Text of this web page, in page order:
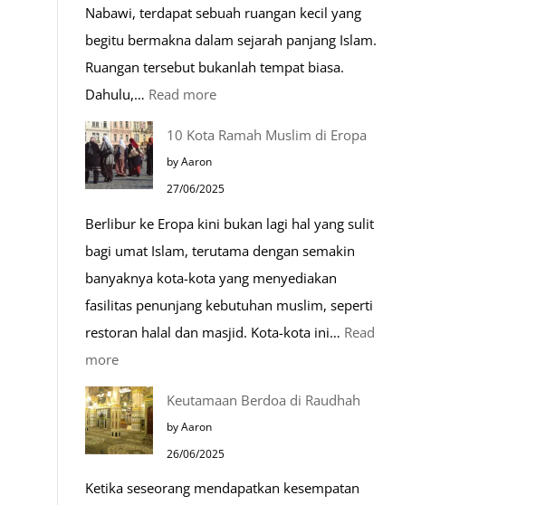
Nabawi, terdapat sebuah ruangan kecil yang
begitu bermakna dalam sejarah panjang Islam.
Ruangan tersebut bukanlah tempat biasa.
Dahulu,… Read more:
Masjid
Nabawi
10 Kota Ramah Muslim di Eropa
by Aaron
27/06/2025
Berlibur ke Eropa kini bukan lagi hal yang sulit
bagi umat Islam, terutama dengan semakin
banyaknya kota-kota yang menyediakan
fasilitas penunjang kebutuhan muslim, seperti
restoran halal dan masjid. Kota-kota ini… Read
more:
10
Kota
Ramah
di
Keutamaan Berdoa di Raudhah
by Aaron
26/06/2025
Ketika seseorang mendapatkan kesempatan